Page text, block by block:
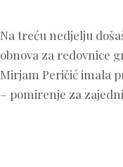
Na treću nedjelju
obnova za redovnice
Mirjam Peričić imala
– pomirenje za